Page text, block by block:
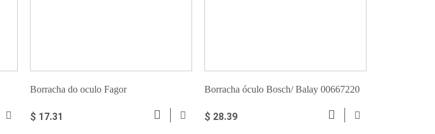
Borracha do oculo Fagor
$ 17.31
Borracha óculo Bosch/ Balay 00667220
$ 28.39